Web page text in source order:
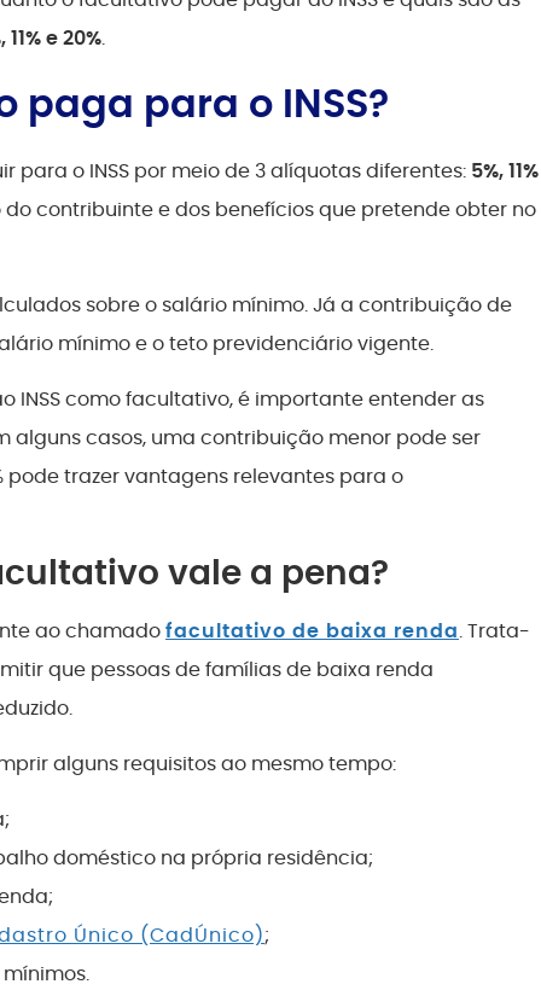
11% e 20%.
para o INSS?
para o INSS por meio de 3 alíquotas diferentes: 5%, 11%
contribuinte e dos benefícios que pretende obter no
sobre o salário mínimo. Já a contribuição de
mínimo e o teto previdenciário vigente.
INSS como facultativo, é importante entender as
casos, uma contribuição menor pode ser
pode trazer vantagens relevantes para o
vale a pena?
ao chamadofacultativo de baixa renda. Trata-
que pessoas de famílias de baixa renda
alguns requisitos ao mesmo tempo:
doméstico na própria residência;
Único (CadÚnico);